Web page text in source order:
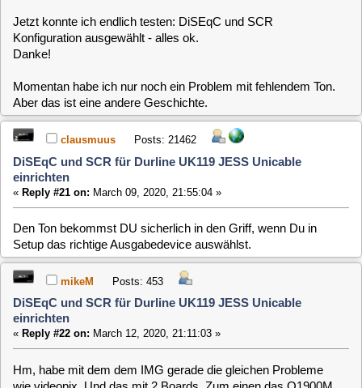
DiSEqC und SCR für Durline UK119 JESS Unicable
einrichten
« Reply #22 on:March 12, 2020, 21:11:03 »
wie videopix. Und das mit 2 Boards. Zum einen das Q1900M
und das GA-B85M-D2v. Beide enden mit diesen Meldungen:
Code:[Select]
Packages source not found
You can now try to mount the packages source device manually to /mnt/
Busybox v1.25.1 …
Enter 'help' for a list of commands.
Gruß
Michael
rfehr Posts: 1763
DiSEqC und SCR für Durline UK119 JESS Unicable
einrichten
«Reply #23 on:
Hm, habe mit dem dem IMG gerade die gleichen Probleme wie